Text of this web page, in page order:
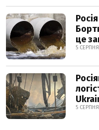
це
5
5